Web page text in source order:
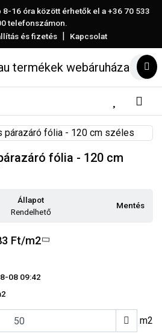
16 óra között érhetők el a+36 70 533
telefonszámon.
és fizetés | Kapcsolat
fólia - 120 cm
Állapot
Rendelhető
Mentés
Ft/m2
08 09:42
m2